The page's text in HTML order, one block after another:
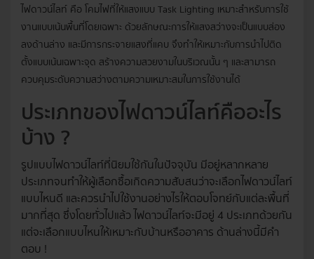
ไฟดาวน์ไลท์ คือ โคมไฟที่ให้แสงแบบ Task Lighting เหมาะสำหรับการใช้
งานแบบเน้นพื้นที่โดยเฉพาะ ด้วยลักษณะการให้แสงสว่างจะเป็นแบบส่อง
ลงด้านล่าง และมีการกระจายแสงที่แคบ จึงทำให้เหมาะกับการนำไปติด
ตั้งแบบเน้นเฉพาะจุด สร้างความสวยงามในบริเวณนั้น ๆ และสามารถ
ควบคุมระดับความสว่างตามความเหมาะสมในการใช้งานได้
ประเภทของไฟดาวน์ไลท์คืออะไร
บ้าง ?
รูปแบบไฟดาวน์ไลท์ที่นิยมใช้กันในปัจจุบัน มีอยู่หลากหลาย
ประเภทจนทำให้ผู้เลือกซื้อเกิดความสับสนว่าจะเลือกไฟดาวน์ไลท์
แบบไหนดี และควรนำไปใช้งานอย่างไรให้ตอบโจทย์กับแต่ละพื้นที่
มากที่สุด ซึ่งโดยทั่วไปแล้ว ไฟดาวน์ไลท์จะมีอยู่ 4 ประเภทด้วยกัน
แต่จะเลือกแบบไหนให้เหมาะกับบ้านหรืออาคาร ด้านล่างนี้มีคำ
ตอบ !